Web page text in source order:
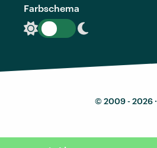
Farbschema
© 2009 - 2026 ·